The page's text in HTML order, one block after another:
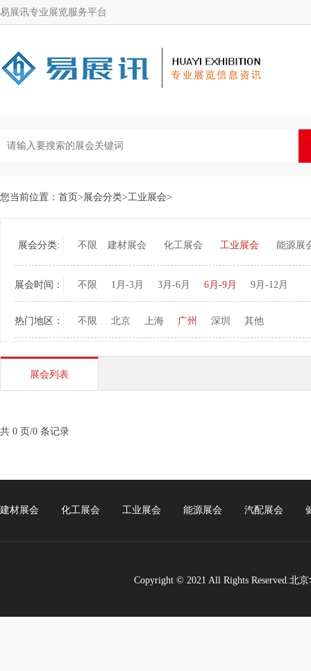
易展讯专业展览服务平台
您当前位置： 首页>展会分类>工业展会>
展会分类: 不限 建材展会 化工展会 工业展会 能源展
展会时间： 不限 1月-3月 3月-6月 6月-9月 9月-12月
热门地区： 不限 北京 上海 广州 深圳 其他
展会列表
共 0 页/0 条记录
建材展会 化工展会 工业展会 能源展会 汽配展会
Copyright © 2021 All Rights Reserved.北